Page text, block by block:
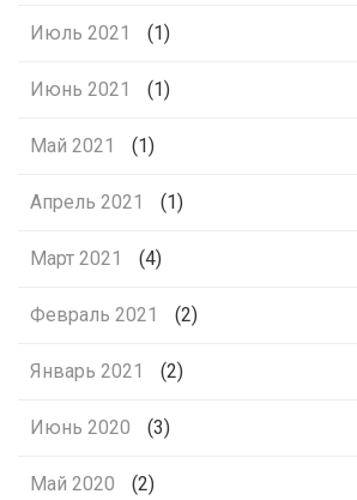
Июль 2021 (1)
Июнь 2021 (1)
Май 2021 (1)
Апрель 2021 (1)
Март 2021 (4)
Февраль 2021 (2)
Январь 2021 (2)
Июнь 2020 (3)
Май 2020 (2)